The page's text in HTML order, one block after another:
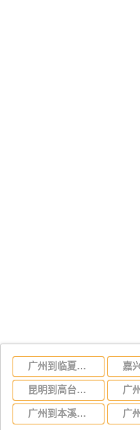
广州到临夏物流专线，广州到临夏货运公司运输电话
昆明到高台物流公司-货运专线服务周到「直达往返」
广州到本溪物流专线，广州到本溪货运运输